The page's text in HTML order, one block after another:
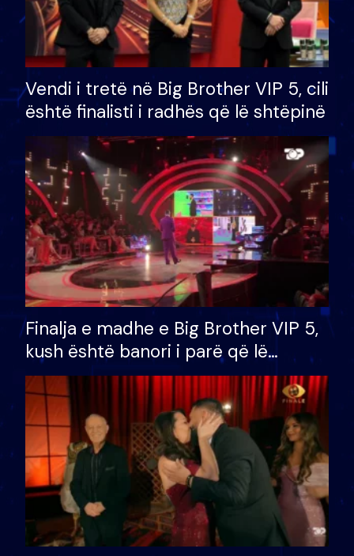
Vendi i tretë në Big Brother VIP 5, cili
është finalisti i radhës që lë shtëpinë
Finalja e madhe e Big Brother VIP 5,
kush është banori i parë që lë
shtëpinë dhe humb mundësinë për
të fituar çmimin e madh